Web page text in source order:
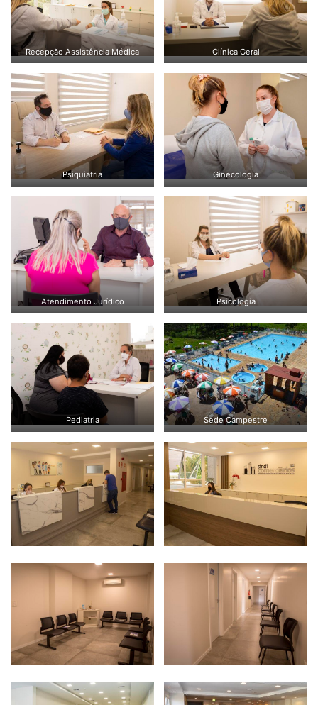
Recepção Assistência Médica Clínica Geral
Psiquiatria Ginecologia
Atendimento Jurídico Psicologia
Pediatria Sede Campestre